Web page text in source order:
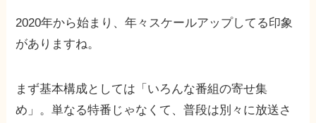
2020年から始まり、年々スケールアップしてる印象
がありますね。
まず基本構成としては「いろんな番組の寄せ集
め」。単なる特番じゃなくて、普段は別々に放送さ